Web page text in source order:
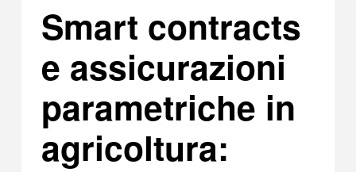
Smart contracts
e assicurazioni
parametriche in
agricoltura: